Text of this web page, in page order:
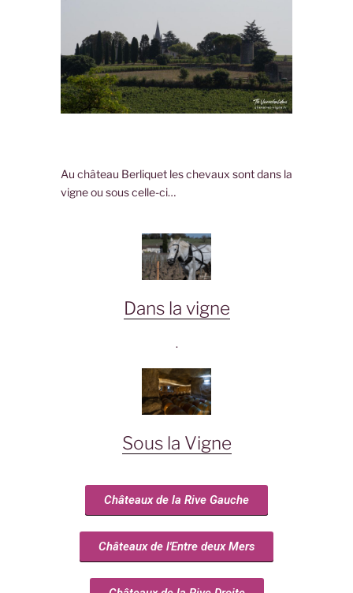
Au château Berliquet les chevaux sont dans la
vigne ou sous celle-ci…
Dans la vigne
.
Sous la Vigne
Châteaux de la Rive Gauche
Châteaux de l'Entre deux Mers